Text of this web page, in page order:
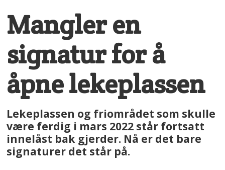
Mangler en
signatur for å
åpne lekeplassen
Lekeplassen og friområdet som skulle
være ferdig i mars 2022 står fortsatt
innelåst bak gjerder. Nå er det bare
signaturer det står på.